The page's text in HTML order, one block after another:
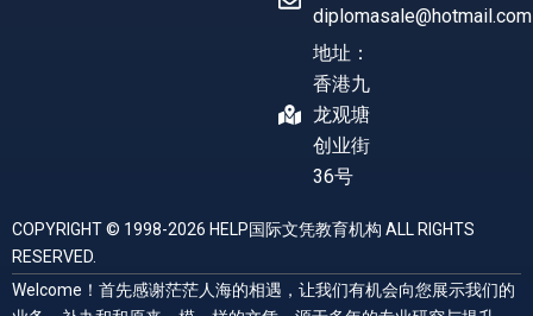
diplomasale@hotmail.com
地址：
香港九
龙观塘
创业街
36号
COPYRIGHT © 1998-2026 HELP国际文凭教育机构 ALL RIGHTS
RESERVED.
Welcome！首先感谢茫茫人海的相遇，让我们有机会向您展示我们的